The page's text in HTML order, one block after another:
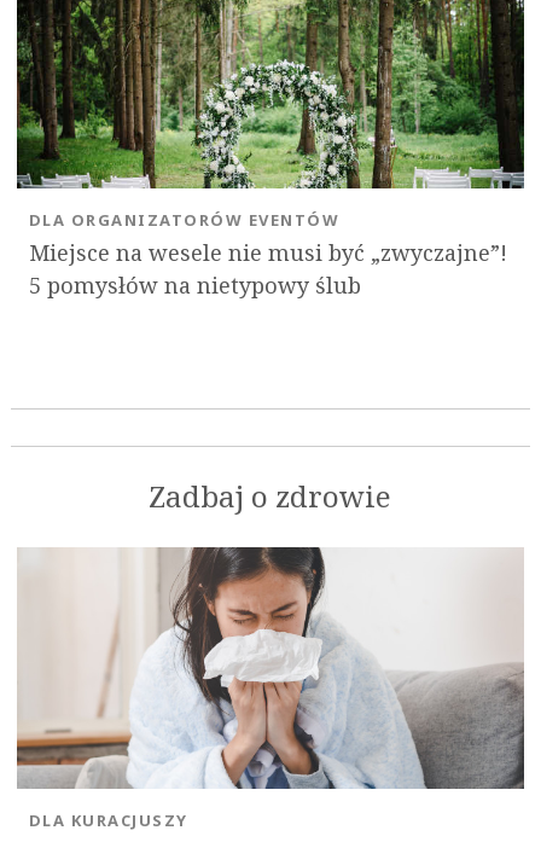
Miejsce na wesele nie musi być „zwyczajne”!
5 pomysłów na nietypowy ślub
DLA ORGANIZATORÓW EVENTÓW
Zadbaj o zdrowie
DLA KURACJUSZY